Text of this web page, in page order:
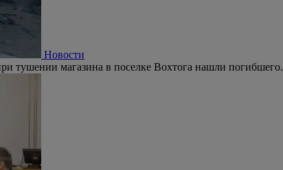
Новости
тушении магазина в поселке Вохтога нашли погибшего.